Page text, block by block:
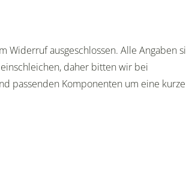
Widerruf ausgeschlossen. Alle Angaben
daher bitten wir bei
passenden Komponenten um eine kurze